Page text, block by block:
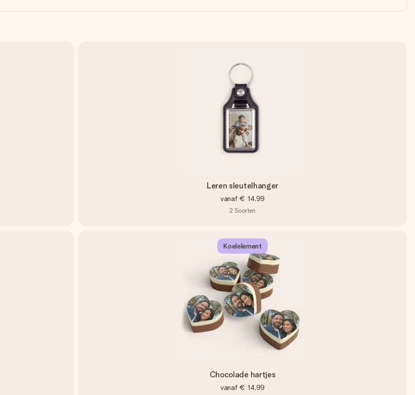
Leren sleutelhanger
vanaf € 14,99
2 Soorten
Koelelement
Chocolade hartjes
vanaf € 14,99